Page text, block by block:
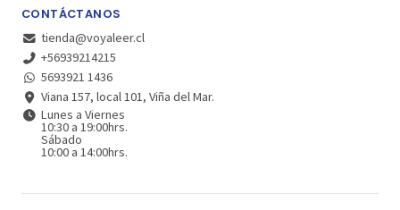
CONTÁCTANOS
tienda@voyaleer.cl
+56939214215
5693921 1436
Viana 157, local 101, Viña del Mar.
Lunes a Viernes
10:30 a 19:00hrs.
Sábado
10:00 a 14:00hrs.